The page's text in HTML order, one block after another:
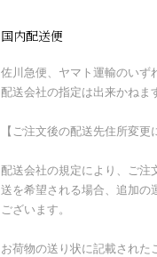
国内配送便
佐川急便、ヤマト運輸のいず
配送会社の指定は出来かねま
【ご注文後の配送先住所変更
配送会社の規定により、ご注
送を希望される場合、追加の
ございます。
お荷物の送り状に記載された